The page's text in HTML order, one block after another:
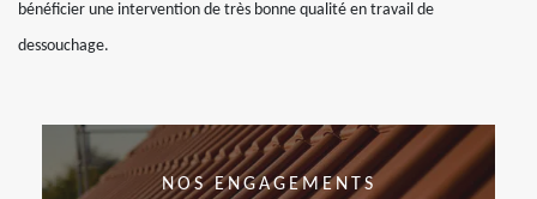
bénéficier une intervention de très bonne qualité en travail de
dessouchage.
NOS ENGAGEMENTS